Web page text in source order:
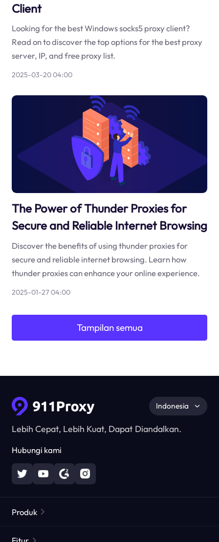
Client
Looking for the best Windows socks5 proxy client?
Read on to discover the top options for the best proxy
server, IP, and free proxy list.
2025-03-20 04:00
The Power of Thunder Proxies for
Secure and Reliable Internet Browsing
Discover the benefits of using thunder proxies for
secure and reliable internet browsing. Learn how
thunder proxies can enhance your online experience.
2025-01-27 04:00
Tampilan semua
Lebih Cepat, Lebih Kuat, Dapat Diandalkan.
Hubungi kami
Indonesia
Produk